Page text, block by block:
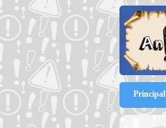
Principal